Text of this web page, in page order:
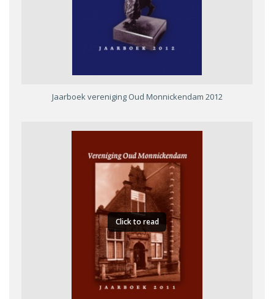
Jaarboek vereniging Oud Monnickendam 2012
Click to read